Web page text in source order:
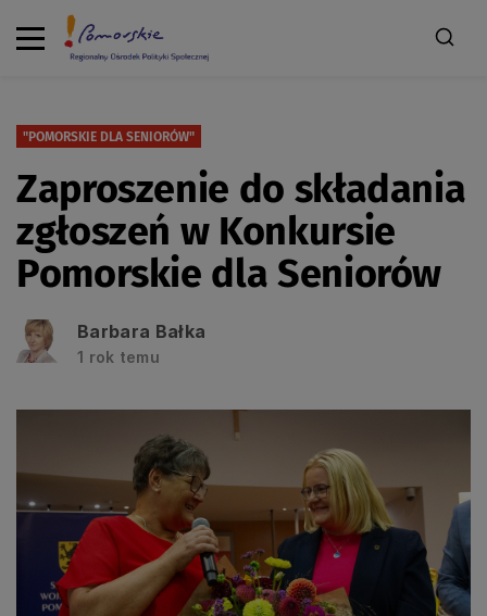
"POMORSKIE DLA SENIORÓW"
Zaproszenie do składania
zgłoszeń w Konkursie
Pomorskie dla Seniorów
Barbara Bałka
1 rok temu